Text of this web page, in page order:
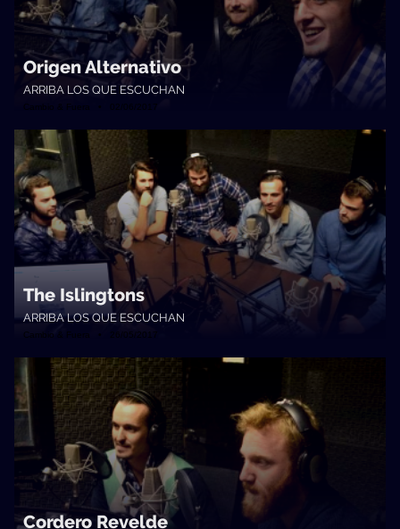
Origen Alternativo
ARRIBA LOS QUE ESCUCHAN
Cambio & Fuera • 02/06/2017
The Islingtons
ARRIBA LOS QUE ESCUCHAN
Cambio & Fuera • 26/05/2017
Cordero Revelde